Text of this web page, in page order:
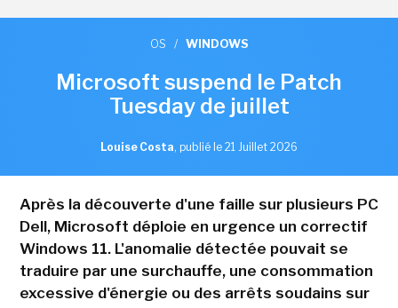
OS / WINDOWS
Microsoft suspend le Patch
Tuesday de juillet
Louise Costa, publié le 21 Juillet 2026
Après la découverte d'une faille sur plusieurs PC
Dell, Microsoft déploie en urgence un correctif
Windows 11. L'anomalie détectée pouvait se
traduire par une surchauffe, une consommation
excessive d'énergie ou des arrêts soudains sur